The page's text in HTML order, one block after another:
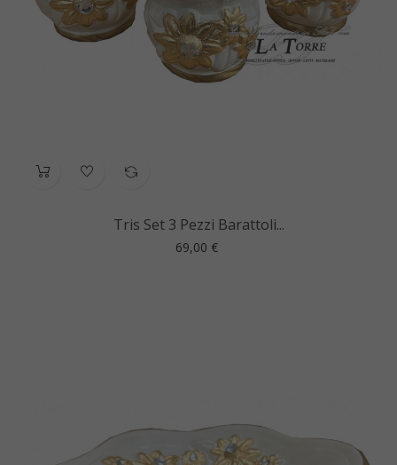
Tris Set 3 Pezzi Barattoli...
Prezzo
69,00 €